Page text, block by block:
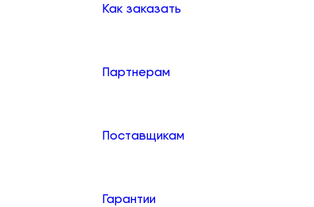
Как заказать
Партнерам
Поставщикам
Гарантии